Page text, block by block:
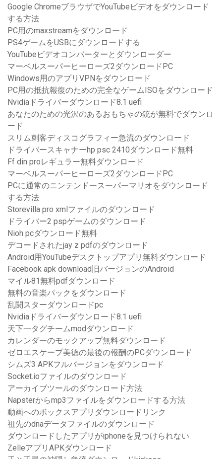
Google ChromeブラウザでYouTubeビデオをダウンロード
する方法
PC用のmaxstreamをダウンロード
PS4ゲームをUSBにダウンロードする
YouTubeビデオコンバーターとダウンローダー
マーベルスーパーヒーローズ2ダウンロードPC
Windows用のアプリVPNをダウンロード
PC用の抵抗報復のための完全なゲームISOをダウンロード
Nvidiaドライバーダウンロード8.1 uefi
あなたのための光沢のあるおもちゃの銃が無料でダウンロ
ード
スリム刺客ディスコグラフィー急流のダウンロード
ドライバースキャナーhp psc 2410ダウンロード無料
Ff din proレギュラー無料ダウンロード
マーベルスーパーヒーローズ2ダウンロードPC
PCに通常のニンテンドースーパーマリオをダウンロード
する方法
Storevilla pro xmlファイルのダウンロード
ドライバー2 pspゲームのダウンロード
Nioh pcダウンロード無料
デコードされたjay z pdfのダウンロード
Android用YouTubeデスクトップアプリ無料ダウンロード
Facebook apk download旧バージョンのAndroid
マイル81無料pdfダウンロード
無料の音楽パックをダウンロード
乱闘スターダウンロードpc
Nvidiaドライバーダウンロード8.1 uefi
天下一タグチームmodダウンロード
カレンダーのモックアップ無料ダウンロード
ゼロエスケープ美徳の最後の報酬のPCダウンロード
シムズ3 APKフルバージョンをダウンロード
Socket.ioファイルのダウンロード
アーカイブツールのダウンロード方法
Napsterからmp3ファイルをダウンロードする方法
動画へのボックスアプリダウンロードリンク
祖先のdnaデータファイルのダウンロード
ダウンロードしたアプリがiphoneを見つけられない
ZelleアプリAPKダウンロード